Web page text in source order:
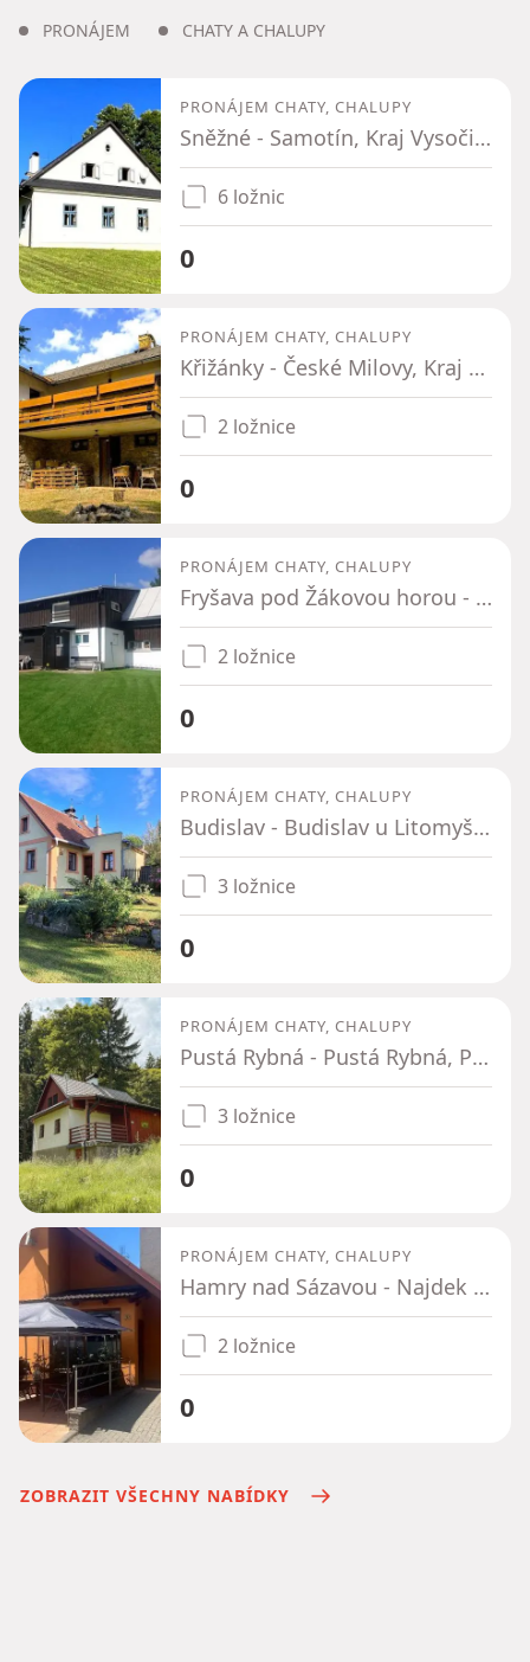
PRONÁJEM CHATY A CHALUPY
PRONÁJEM CHATY, CHALUPY
Sněžné - Samotín, Kraj Vysočina
6 ložnic
0
PRONÁJEM CHATY, CHALUPY
Křižánky - České Milovy, Kraj Vysočina
2 ložnice
0
PRONÁJEM CHATY, CHALUPY
Fryšava pod Žákovou horou - Fryšava pod Žákovou horou, Kraj Vysočina
2 ložnice
0
PRONÁJEM CHATY, CHALUPY
Budislav - Budislav u Litomyšle, Pardubický kraj
3 ložnice
0
PRONÁJEM CHATY, CHALUPY
Pustá Rybná - Pustá Rybná, Pardubický kraj
3 ložnice
0
PRONÁJEM CHATY, CHALUPY
Hamry nad Sázavou - Najdek na Moravě, Kraj Vysočina
2 ložnice
0
ZOBRAZIT VŠECHNY NABÍDKY